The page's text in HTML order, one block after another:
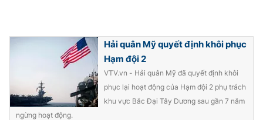
Thị trường
Lịch phát sóng
Chuyên mục khác
Emagazine Podcast
Hải quân Mỹ quyết định khôi phục
Hạm đội 2
VTV.vn - Hải quân Mỹ đã quyết định khôi
phục lại hoạt động của Hạm đội 2 phụ trách
khu vực Bắc Đại Tây Dương sau gần 7 năm
ngừng hoạt động.